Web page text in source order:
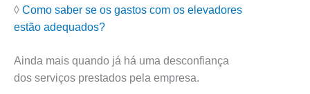
◊ Como saber se os gastos com os elevadores
estão adequados?
Ainda mais quando já há uma desconfiança
dos serviços prestados pela empresa.